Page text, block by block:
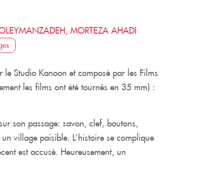
MORTEZA AHADI
Studio Kanoon et composé par les Films
les films ont été tournés en 35 mm) :
son passage: savon, clef, boutons,
village paisible. L’histoire se complique
est accusé. Heureusement, un